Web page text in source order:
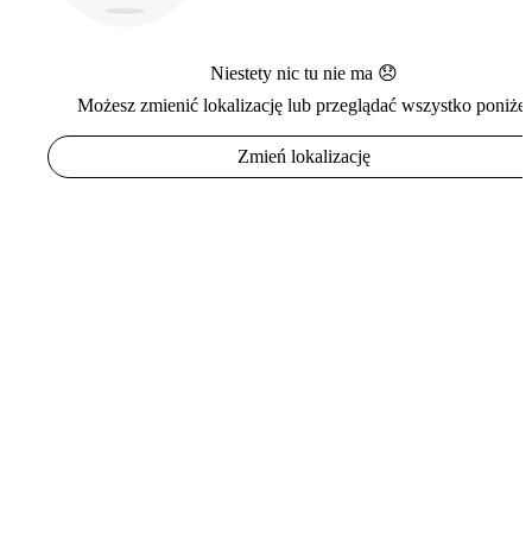
Niestety nic tu nie ma 😞
Możesz zmienić lokalizację lub przeglądać wszystko poniżej
Zmień lokalizację